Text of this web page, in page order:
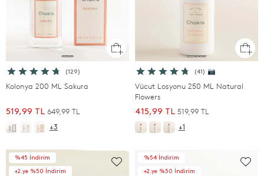
(129)
Kolonya 200 ML Sakura
519,99 TL 649,99 TL
+3
(41) 📷
Vücut Losyonu 250 ML Natural
Flowers
415,99 TL 519,99 TL
+1
%45 İndirim
+2.ye %50 İndirim
%54 İndirim
+2.ye %50 İndirim